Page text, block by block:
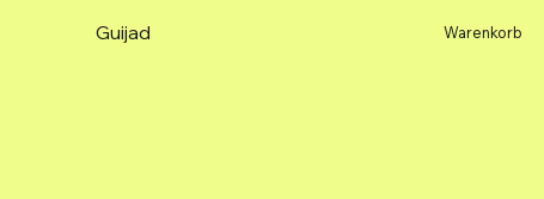
Guijad Warenkorb